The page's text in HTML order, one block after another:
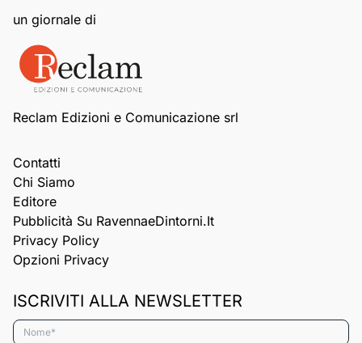
un giornale di
Reclam Edizioni e Comunicazione srl
Contatti
Chi Siamo
Editore
Pubblicità Su RavennaeDintorni.it
Privacy Policy
Opzioni Privacy
ISCRIVITI ALLA NEWSLETTER
Nome*